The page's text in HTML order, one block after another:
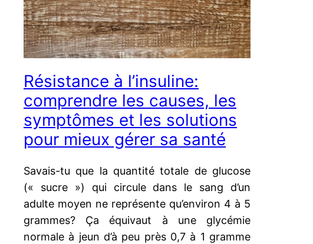
Résistance à l’insuline:
comprendre les causes, les
symptômes et les solutions
pour mieux gérer sa santé
Savais-tu que la quantité totale de glucose
(« sucre ») qui circule dans le sang d’un
adulte moyen ne représente qu’environ 4 à 5
grammes? Ça équivaut à une glycémie
normale à jeun d’à peu près 0,7 à 1 gramme